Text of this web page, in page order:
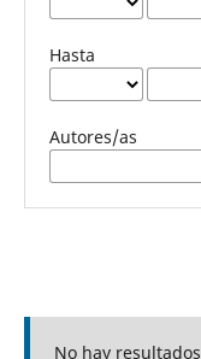
Hasta
Autores/as
No hay resultados